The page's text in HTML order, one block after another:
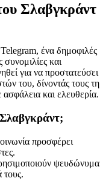
Σλαβγκράντ
ένα δημοφιλές
και
για να προστατεύσει
του, δίνοντάς τους τη
και ελευθερία.
προσφέρει
ψευδώνυμα
τους.